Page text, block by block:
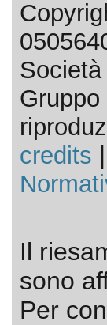
credits
Il
sono
Per